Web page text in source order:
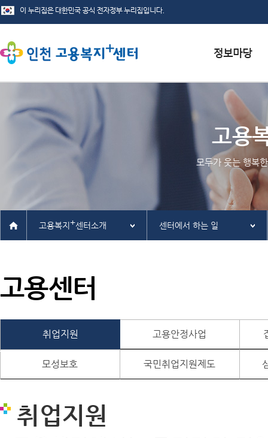
서식자료실
채용정보
인재정보
관련사이트
고용
모두가 웃는 행복
고용복지 +센터소개 센터에서 하는 일
고용센터
취업지원 고용안정사업
모성보호 국민취업지원제도
취업지원